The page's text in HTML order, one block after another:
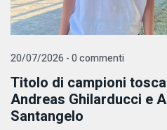
20/07/2026 - 0 commenti
Titolo di campioni
Andreas Ghilarducci e
Santangelo